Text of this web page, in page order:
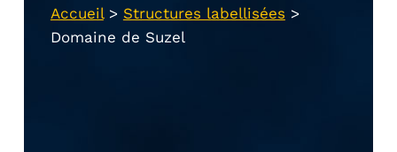
Accueil> Structures labellisées >
Domaine de Suzel